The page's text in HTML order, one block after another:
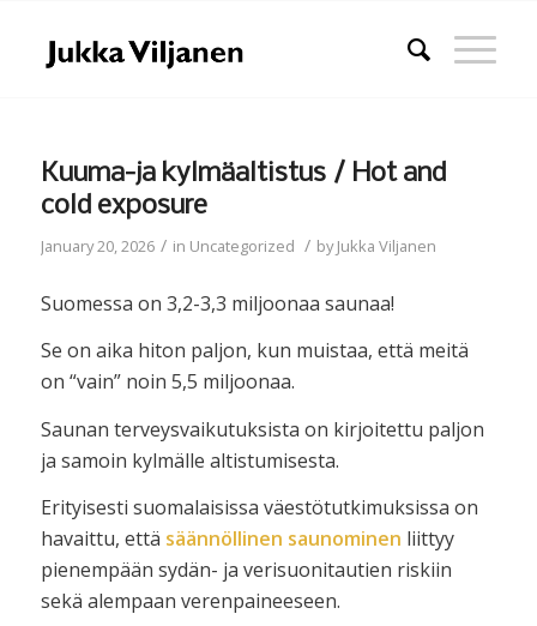
Kuuma-ja kylmäaltistus / Hot and
cold exposure
January 20, 2026 / in Uncategorized / byJukka Viljanen
Suomessa on 3,2-3,3 miljoonaa saunaa!
Se on aika hiton paljon, kun muistaa, että meitä
on “vain” noin 5,5 miljoonaa.
Saunan terveysvaikutuksista on kirjoitettu paljon
ja samoin kylmälle altistumisesta.
Erityisesti suomalaisissa väestötutkimuksissa on
havaittu, että säännöllinen saunominen liittyy
pienempään sydän- ja verisuonitautien riskiin
sekä alempaan verenpaineeseen.